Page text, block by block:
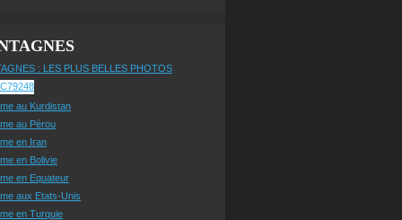
: LES PLUS BELLES PHOTOS
au Kurdistan
au Pérou
en Iran
en Bolivie
en Equateur
aux Etats-Unis
en Turquie